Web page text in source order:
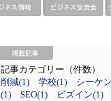
記事カテゴリー（件数）
削減(1)
学校(1) シーケ
(1)
SEO(1) ビズイン(1)